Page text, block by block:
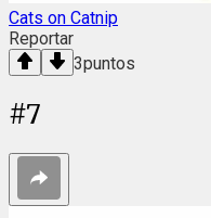
Cats on Catnip
Reportar
3puntos
#7